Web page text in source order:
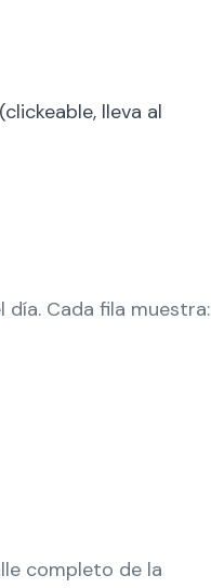
lleva al
Cada fila muestra:
completo de la